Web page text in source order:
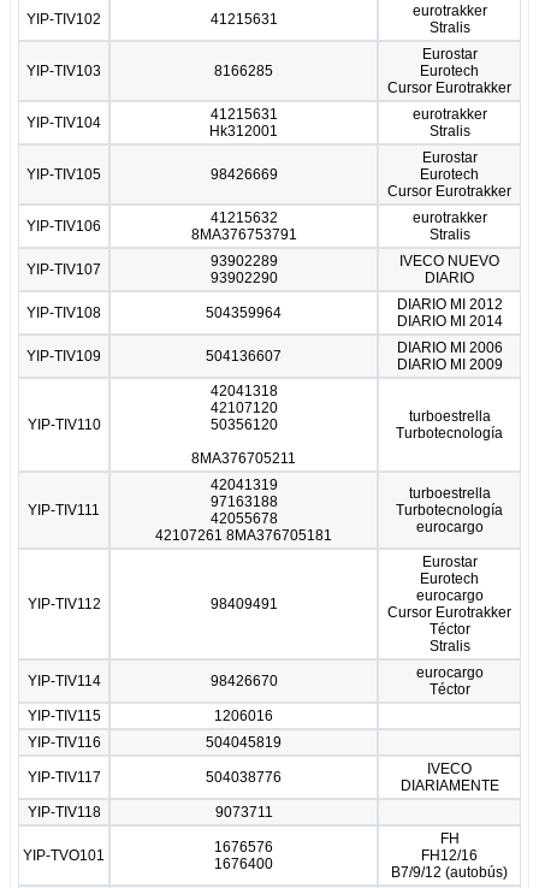
YIP-TIV102 41215631
eurotrakker
Stralis
YIP-TIV103 8166285
Eurostar
Eurotech
Cursor Eurotrakker
YIP-TIV104
41215631
Hk312001
eurotrakker
Stralis
YIP-TIV105 98426669
Eurostar
Eurotech
Cursor Eurotrakker
YIP-TIV106
41215632
8MA376753791
eurotrakker
Stralis
YIP-TIV107
93902289
93902290
IVECO NUEVO
DIARIO
YIP-TIV108 504359964
DIARIO MI 2012
DIARIO MI 2014
YIP-TIV109 504136607
DIARIO MI 2006
DIARIO MI 2009
YIP-TIV110
42041318
42107120
50356120
8MA376705211
turboestrella
Turbotecnología
YIP-TIV111
42041319
97163188
42055678
42107261 8MA376705181
turboestrella
Turbotecnología
eurocargo
YIP-TIV112 98409491
Eurostar
Eurotech
eurocargo
Cursor Eurotrakker
Téctor
Stralis
YIP-TIV114 98426670
eurocargo
Téctor
YIP-TIV115
1206016
YIP-TIV116
504045819
YIP-TIV117 504038776
IVECO
DIARIAMENTE
YIP-TIV118
9073711
YIP-TVO101
1676576
1676400
FH
FH12/16
B7/9/12 (autobús)